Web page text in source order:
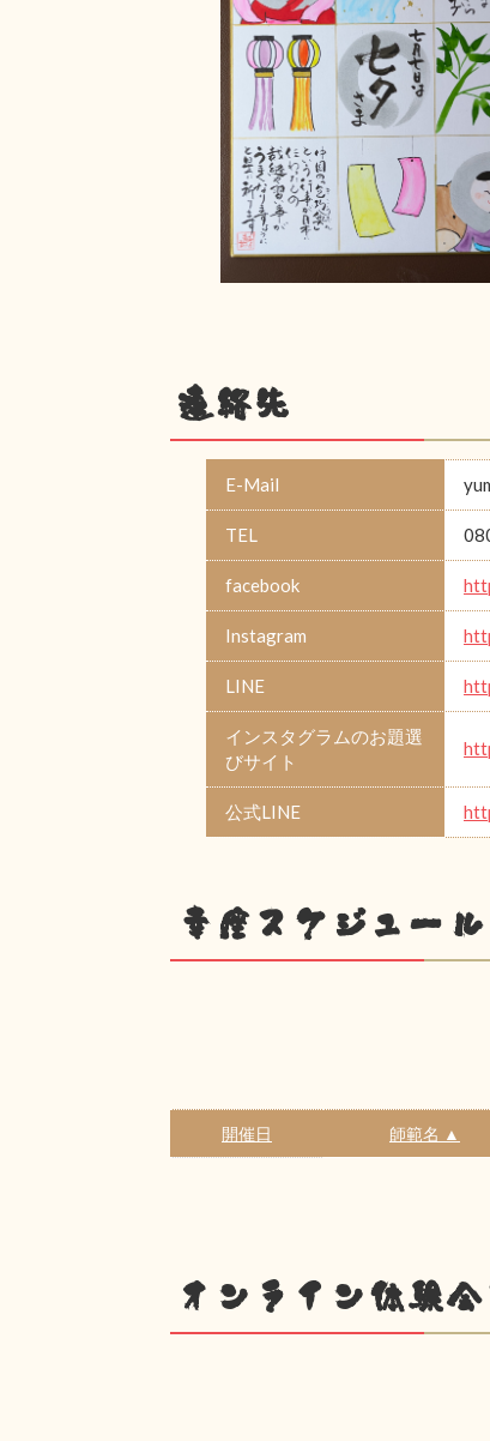
連絡先
E-Mail
TEL
facebook
Instagram
LINE
インスタグラムのお題選
びサイト
公式LINE
幸座スケジュール
開催日 師範名 ▲
オンライン体験